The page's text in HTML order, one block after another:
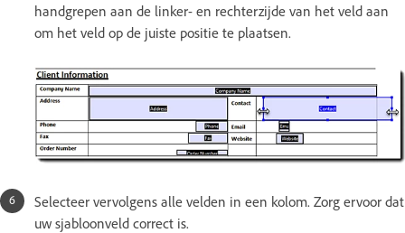
handgrepen aan de linker- en rechterzijde van het veld aan
om het veld op de juiste positie te plaatsen.
Selecteer vervolgens alle velden in een kolom. Zorg ervoor dat
uw sjabloonveld correct is.